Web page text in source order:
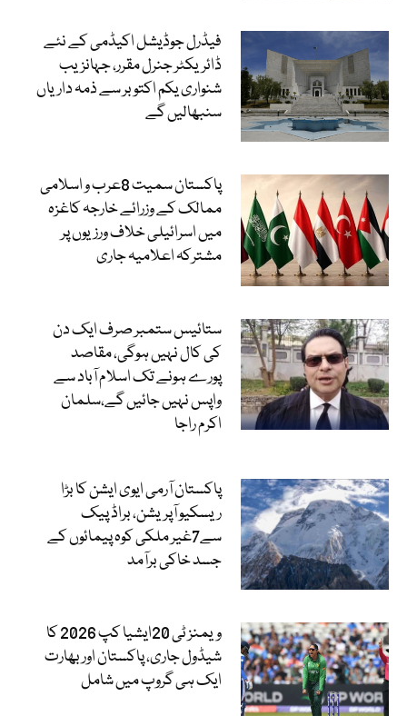
فیڈرل جوڈیشل اکیڈمی کے نئے
ڈائریکٹر جنرل مقرر، جہانزیب
شنواری یکم اکتوبر سے ذمہ داریاں
سنبھالیں گے
پاکستان سمیت 8عرب و اسلامی
ممالک کے وزرائے خارجہ کاغزہ
میں اسرائیلی خلاف ورزیوں پر
مشترکہ اعلامیہ جاری
ستائیس ستمبر صرف ایک دن
کی کال نہیں ہوگی، مقاصد
پورے ہونے تک اسلام آباد سے
واپس نہیں جائیں گے،سلمان
اکرم راجا
پاکستان آرمی ایوی ایشن کا بڑا
ریسکیو آپریشن، براڈ پیک
سے7غیر ملکی کوہ پیمائوں کے
جسد خاکی برآمد
ویمنز ٹی 20ایشیا کپ 2026 کا
شیڈول جاری، پاکستان اور بھارت
ایک ہی گروپ میں شامل